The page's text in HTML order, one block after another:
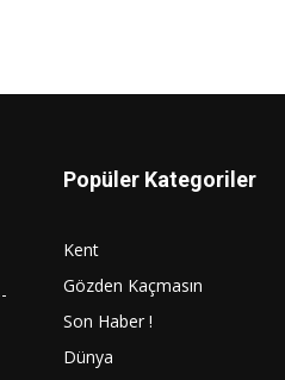
Popüler Kategoriler
Kent
Gözden Kaçmasın
Son Haber !
Dünya